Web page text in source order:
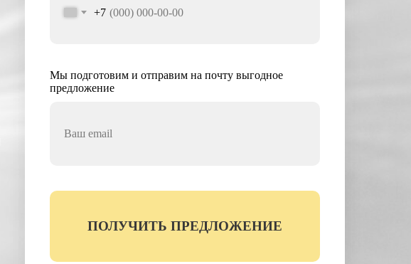
+7
Мы подготовим и отправим на почту выгодное
предложение
ПОЛУЧИТЬ ПРЕДЛОЖЕНИЕ